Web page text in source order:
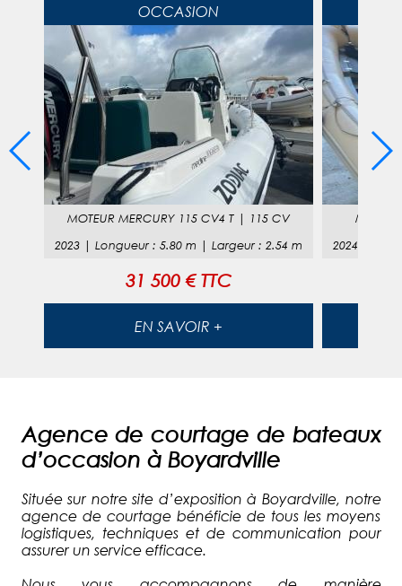
OCCASION
MOTEUR MERCURY 115 CV4 T |
115 CV
2023 |Longueur :5.80 m |Largeur :2.54 m
31 500 € TTC
EN SAVOIR +
MOTEUR
2024
Agence de courtage de bateaux
d’occasion à Boyardville
Située sur notre site d’exposition à Boyardville, notre
agence de courtage bénéficie de tous les moyens
logistiques, techniques et de communication pour
assurer un service efficace.